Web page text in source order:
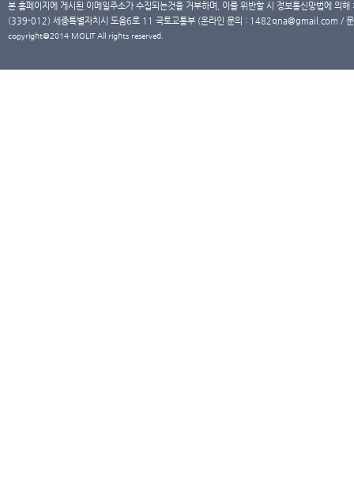
본 홈페이지에 게시된 이메일주소가 수집되는것을 거부하며, 이를 위반할 시 정보통신망법에 의
(339-012) 세종특별자치시 도움6로 11 국토교통부 (온라인 문의 : 1482qna@gmail.com /
copyright@2014 MOLIT All rights reserved.